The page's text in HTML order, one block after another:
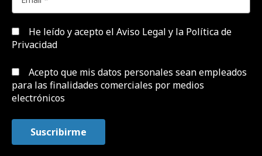
He leído y acepto el Aviso Legal y la Política de
Privacidad
Acepto que mis datos personales sean empleados
para las finalidades comerciales por medios
electrónicos